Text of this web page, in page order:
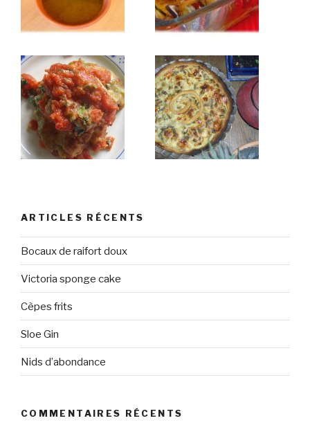
ARTICLES RÉCENTS
Bocaux de raifort doux
Victoria sponge cake
Cèpes frits
Sloe Gin
Nids d’abondance
COMMENTAIRES RÉCENTS